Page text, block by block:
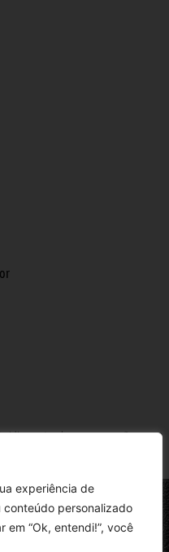
experiência de
conteúdo personalizado
em “Ok, entendi!”, você
porto alegre, convenção